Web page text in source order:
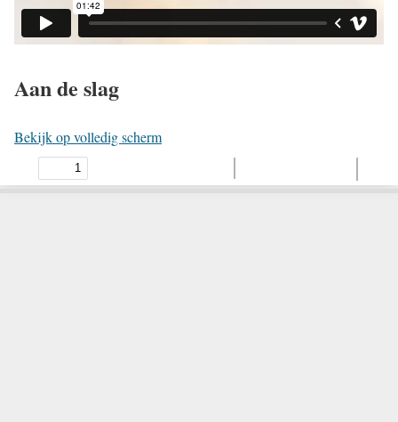
Aan de slag
Bekijk op volledig scherm